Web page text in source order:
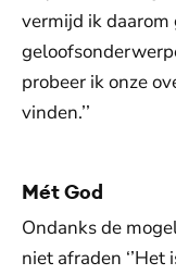
vermijd ik daarom
probeer ik onze
vinden.’’
Mét God
Ondanks de
niet afraden